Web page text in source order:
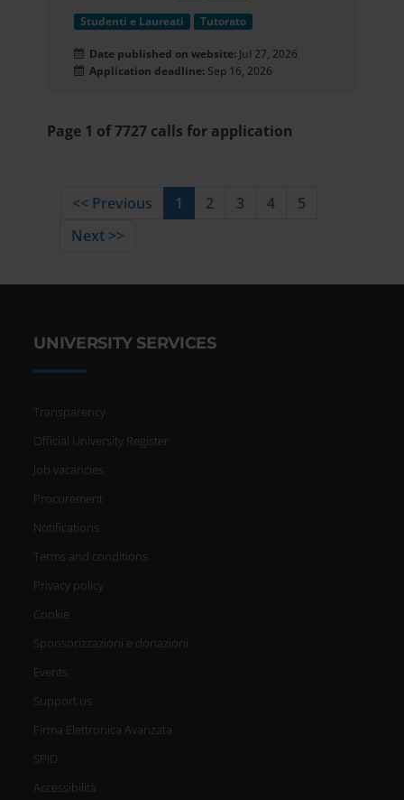
Studenti e Laureati Tutorato
Date published on website: Jul 27, 2026
Application deadline: Sep 16, 2026
Page 1 of 7727 calls for application
<< Previous 1 2 3 4
5
Next >>
UNIVERSITY SERVICES
Transparency
Official University Register
Job vacancies
Procurement
Notifications
Terms and conditions
Privacy policy
Cookie
Sponsorizzazioni e donazioni
Events
Support us
Firma Elettronica Avanzata
SPID
Accessibilità